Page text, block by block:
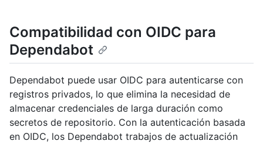
Compatibilidad con OIDC para
Dependabot
Dependabot puede usar OIDC para autenticarse con
registros privados, lo que elimina la necesidad de
almacenar credenciales de larga duración como
secretos de repositorio. Con la autenticación basada
en OIDC, los Dependabot trabajos de actualización